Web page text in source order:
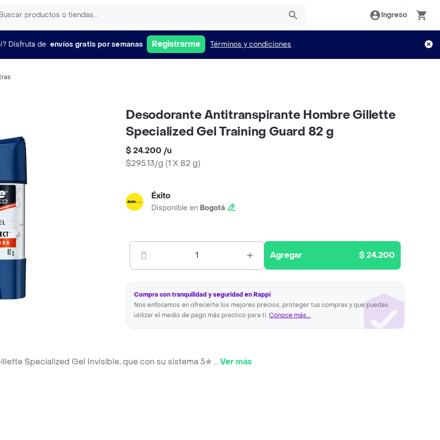
Ingreso
Disfruta de envíos gratis por semanas Registrarme Términos y condiciones
Desodorante Antitranspirante Hombre Gillette
Specialized Gel Training Guard 82 g
$ 24.200 /u
$295.13/g (1 X 82 g)
Éxito
Disponible en Bogotá
1 Agregar $ 24.200
Compra con tranquilidad y seguridad en Rappi
Nos enfocamos en ofrecerte los mejores precios, proteger tus compras y que puedas
utilizar el medio de pago más practico para ti. Conoce más...
Specialized Gel Invisible, que con su sistema 5✯ ...Ver más